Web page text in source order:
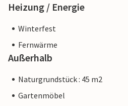
Heizung / Energie
Winterfest
Fernwärme
Außerhalb
Naturgrundstück : 45 m2
Gartenmöbel